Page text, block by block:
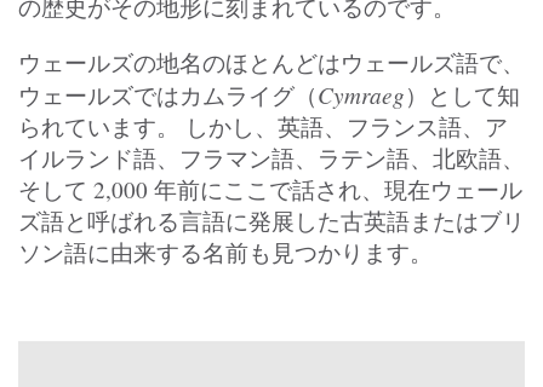
の歴史がその地形に刻まれているのです。
ウェールズの地名のほとんどはウェールズ語で、
ウェールズではカムライグ（Cymraeg）として知
られています。 しかし、英語、フランス語、ア
イルランド語、フラマン語、ラテン語、北欧語、
そして 2,000 年前にここで話され、現在ウェール
ズ語と呼ばれる言語に発展した古英語またはブリ
ソン語に由来する名前も見つかります。